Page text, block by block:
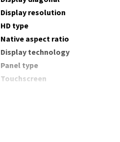
Display resolution
HD type
Native aspect ratio
Display technology
Panel type
Touchscreen